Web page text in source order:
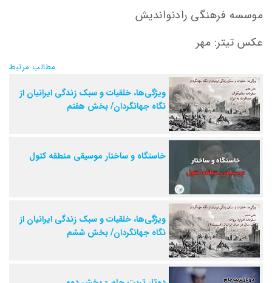
موسسه فرهنگی رادنواندیش
عکس تیتر: مهر
مطالب مرتبط
ویژگی‌ها، خلقیات و سبک زندگی ایرانیان از
نگاه جهانگردان/ بخش هفتم
خاستگاه و ساختار موسیقی منطقه کتول
ویژگی‌ها، خلقیات و سبک زندگی ایرانیان از
نگاه جهانگردان/ بخش ششم